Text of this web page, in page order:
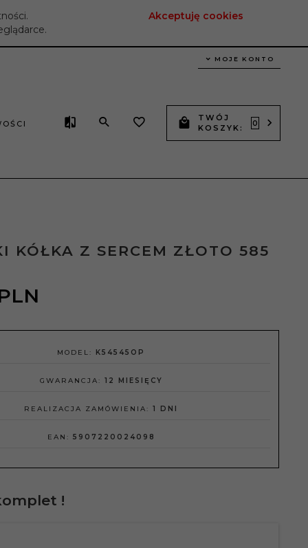
Akceptuję cookies
MOJE KONTO
TWÓJ
KOSZYK:
0
KÓŁKA Z SERCEM ZŁOTO 585
MODEL: K54545OP
GWARANCJA: 12 MIESIĘCY
REALIZACJA ZAMÓWIENIA:1 DNI
EAN: 5907220024098
!